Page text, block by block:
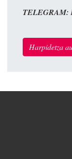
TELEGRAM:
Harpidetza